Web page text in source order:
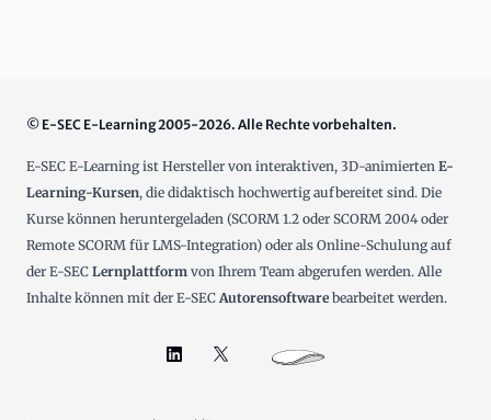
© E-SEC E-Learning 2005-2026. Alle Rechte vorbehalten.
E-SEC E-Learning ist Hersteller von interaktiven, 3D-animierten E-
Learning-Kursen, die didaktisch hochwertig aufbereitet sind. Die
Kurse können heruntergeladen (SCORM 1.2 oder SCORM 2004 oder
Remote SCORM für LMS-Integration) oder als Online-Schulung auf
der E-SEC Lernplattform von Ihrem Team abgerufen werden. Alle
Inhalte können mit der E-SEC Autorensoftware bearbeitet werden.